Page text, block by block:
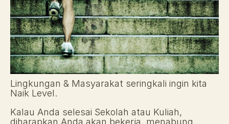
Lingkungan & Masyarakat seringkali ingin kita
Naik Level.
Kalau Anda selesai Sekolah atau Kuliah,
diharapkan Anda akan bekerja, menabung,